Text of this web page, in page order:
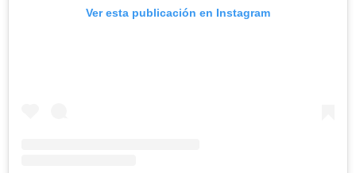
Ver esta publicación en Instagram